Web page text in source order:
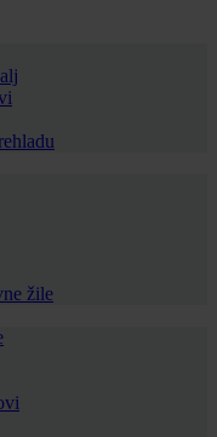
žile